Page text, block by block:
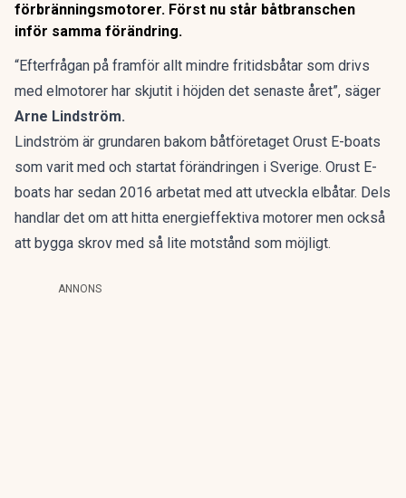
förbränningsmotorer. Först nu står båtbranschen
inför samma förändring.
“Efterfrågan på framför allt mindre fritidsbåtar som drivs
med elmotorer har skjutit i höjden det senaste året”, säger
Arne Lindström.
Lindström är grundaren bakom båtföretaget Orust E-boats
som varit med och startat förändringen i Sverige. Orust E-
boats har sedan 2016 arbetat med att utveckla elbåtar. Dels
handlar det om att hitta energieffektiva motorer men också
att bygga skrov med så lite motstånd som möjligt.
ANNONS